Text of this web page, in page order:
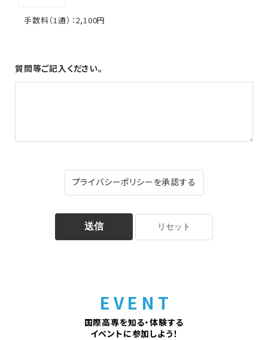
2,100円
質問等ご記入ください。
プライバシーポリシーを承認する
送信
EVENT
国際高専を知る・体験する
イベントに参加しよう！